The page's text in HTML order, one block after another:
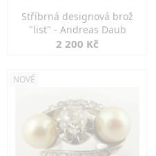
Stříbrná designová brož
"list" - Andreas Daub
2 200 Kč
NOVÉ